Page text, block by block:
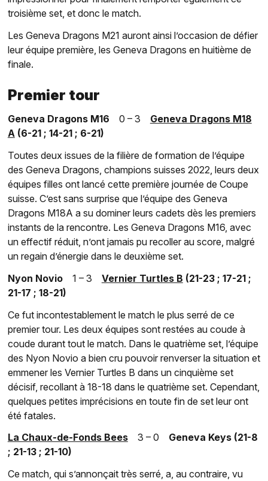
troisième set, et donc le match.
Les Geneva Dragons M21 auront ainsi l’occasion de défier
leur équipe première, les Geneva Dragons en huitième de
finale.
Premier tour
Geneva Dragons M16 0 – 3
Geneva Dragons M18
A(6-21 ; 14-21 ; 6-21)
Toutes deux issues de la filière de formation de l’équipe
des Geneva Dragons, champions suisses 2022, leurs deux
équipes filles ont lancé cette première journée de Coupe
suisse. C’est sans surprise que l’équipe des Geneva
Dragons M18A a su dominer leurs cadets dès les premiers
instants de la rencontre. Les Geneva Dragons M16, avec
un effectif réduit, n’ont jamais pu recoller au score, malgré
un regain d’énergie dans le deuxième set.
Nyon Novio
1 – 3 Vernier Turtles B (21-23 ; 17-21 ;
21-17 ; 18-21)
Ce fut incontestablement le match le plus serré de ce
premier tour. Les deux équipes sont restées au coude à
coude durant tout le match. Dans le quatrième set, l’équipe
des Nyon Novio a bien cru pouvoir renverser la situation et
emmener les Vernier Turtles B dans un cinquième set
décisif, recollant à 18-18 dans le quatrième set. Cependant,
quelques petites imprécisions en toute fin de set leur ont
été fatales.
La Chaux-de-Fonds Bees
3 – 0
Geneva Keys (21-8
; 21-13 ; 21-10)
Ce match, qui s’annonçait très serré, a, au contraire, vu